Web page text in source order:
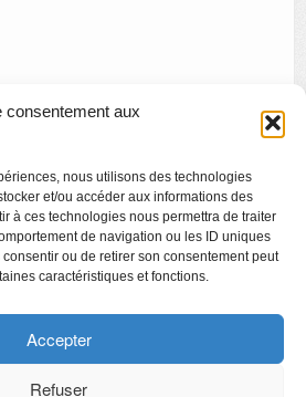
consentement aux
nous utilisons des technologies
et/ou accéder aux informations des
à ces technologies nous permettra de traiter
de navigation ou les ID uniques
ou de retirer son consentement peut
caractéristiques et fonctions.
Accepter
Refuser
visite olfactive et visite tactile à La
Viv(r)e la Belle Epoque
des opérateurs culturels